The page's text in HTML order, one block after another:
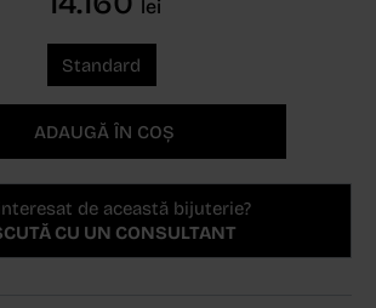
lei
Standard
ADAUGĂ ÎN COȘ
de această bijuterie?
CU UN CONSULTANT